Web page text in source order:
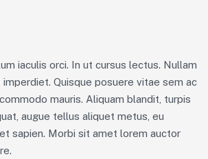
iaculis orci. In ut cursus lectus. Nullam
Quisque posuere vitae sem ac
mauris. Aliquam blandit, turpis
augue tellus aliquet metus, eu
sapien. Morbi sit amet lorem auctor